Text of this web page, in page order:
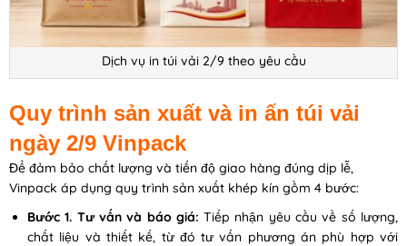
Dịch vụ in túi vải 2/9 theo yêu cầu
Quy trình sản xuất và in ấn túi vải
ngày 2/9 Vinpack
Để đảm bảo chất lượng và tiến độ giao hàng đúng dịp lễ,
Vinpack áp dụng quy trình sản xuất khép kín gồm 4 bước:
Bước 1. Tư vấn và báo giá:Tiếp nhận yêu cầu về số lượng,
chất liệu và thiết kế, từ đó tư vấn phương án phù hợp với